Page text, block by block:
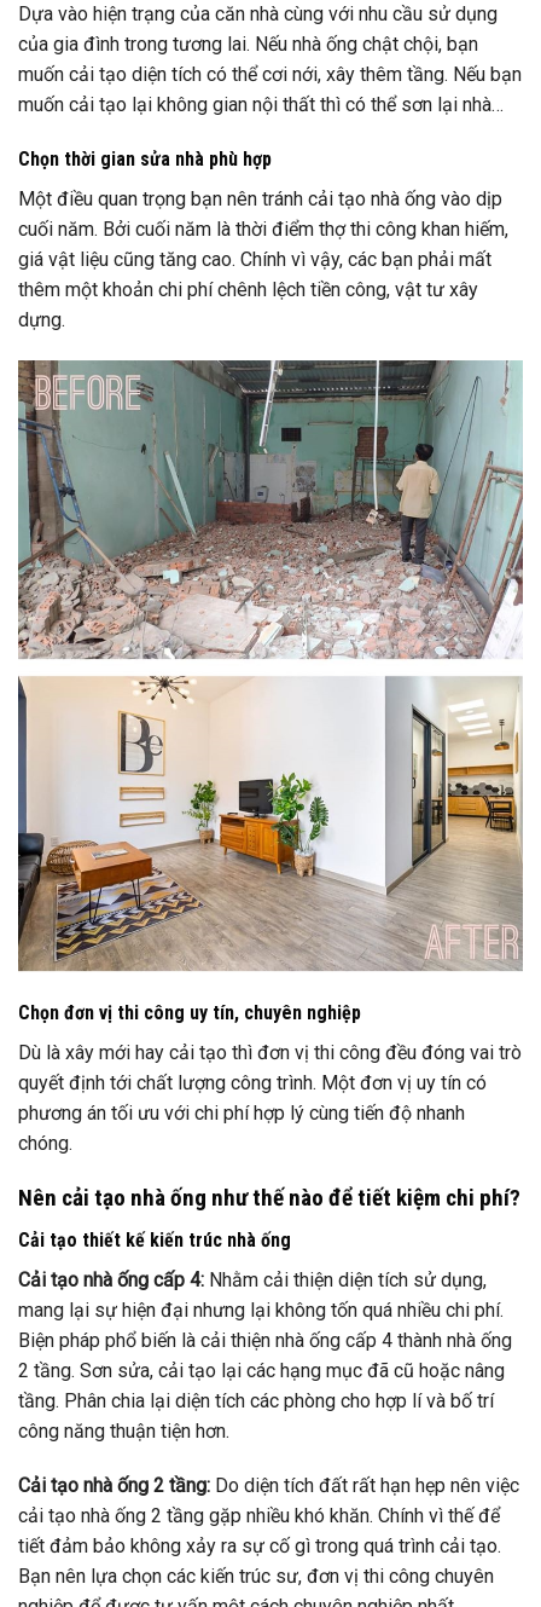
Dựa vào hiện trạng của căn nhà cùng với nhu cầu sử dụng
của gia đình trong tương lai. Nếu nhà ống chật chội, bạn
muốn cải tạo diện tích có thể cơi nới, xây thêm tầng. Nếu bạn
muốn cải tạo lại không gian nội thất thì có thể sơn lại nhà…
Chọn thời gian sửa nhà phù hợp
Một điều quan trọng bạn nên tránh cải tạo nhà ống vào dịp
cuối năm. Bởi cuối năm là thời điểm thợ thi công khan hiếm,
giá vật liệu cũng tăng cao. Chính vì vậy, các bạn phải mất
thêm một khoản chi phí chênh lệch tiền công, vật tư xây
dựng.
Chọn đơn vị thi công uy tín, chuyên nghiệp
Dù là xây mới hay cải tạo thì đơn vị thi công đều đóng vai trò
quyết định tới chất lượng công trình. Một đơn vị uy tín có
phương án tối ưu với chi phí hợp lý cùng tiến độ nhanh
chóng.
Nên cải tạo nhà ống như thế nào để tiết kiệm chi phí?
Cải tạo thiết kế kiến trúc nhà ống
Cải tạo nhà ống cấp 4: Nhằm cải thiện diện tích sử dụng,
mang lại sự hiện đại nhưng lại không tốn quá nhiều chi phí.
Biện pháp phổ biến là cải thiện nhà ống cấp 4 thành nhà ống
2 tầng. Sơn sửa, cải tạo lại các hạng mục đã cũ hoặc nâng
tầng. Phân chia lại diện tích các phòng cho hợp lí và bố trí
công năng thuận tiện hơn.
Cải tạo nhà ống 2 tầng: Do diện tích đất rất hạn hẹp nên việc
cải tạo nhà ống 2 tầng gặp nhiều khó khăn. Chính vì thế để
tiết đảm bảo không xảy ra sự cố gì trong quá trình cải tạo.
Bạn nên lựa chọn các kiến trúc sư, đơn vị thi công chuyên